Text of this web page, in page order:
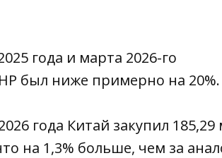
года и марта 2026-го
был ниже примерно на 20%.
года Китай закупил 185,29
на 1,3% больше, чем за